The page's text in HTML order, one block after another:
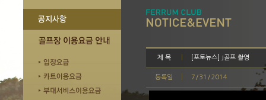
제 목 [포토뉴스] J골프 촬영
등록일 7/31/2014